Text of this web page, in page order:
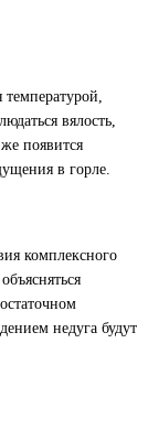
температурой,
вялость,
появится
в горле.
комплексного
недуга будут